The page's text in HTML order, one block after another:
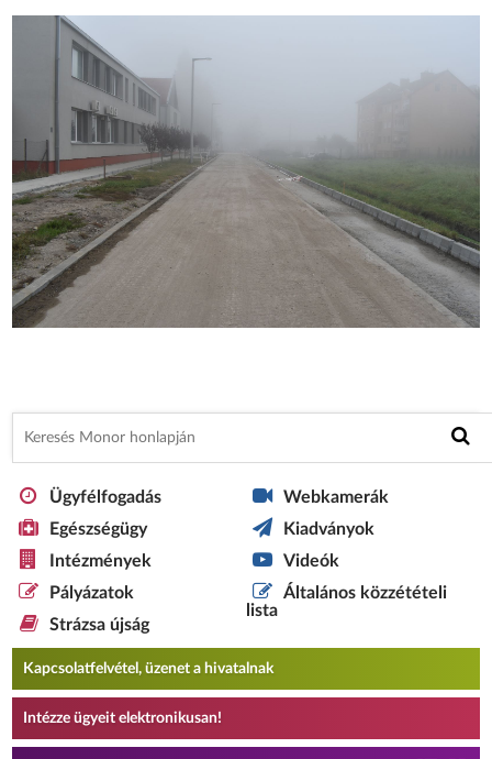
Ügyfélfogadás
Egészségügy
Intézmények
Pályázatok
Strázsa újság
Webkamerák
Kiadványok
Videók
Általános közzétételi
lista
Kapcsolatfelvétel, üzenet a hivatalnak
Intézze ügyeit elektronikusan!